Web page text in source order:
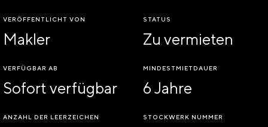
VERÖFFENTLICHT VON
Makler
STATUS
Zu vermieten
VERFÜGBAR AB
Sofort verfügbar
MINDESTMIETDAUER
6 Jahre
ANZAHL DER LEERZEICHEN STOCKWERK NUMMER